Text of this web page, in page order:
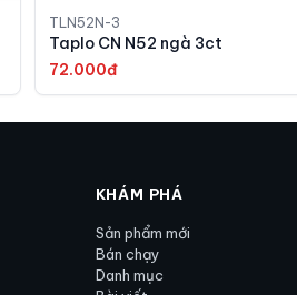
TLN52N-3
Taplo CN N52 ngà 3ct
72.000đ
KHÁM PHÁ
Sản phẩm mới
Bán chạy
Danh mục